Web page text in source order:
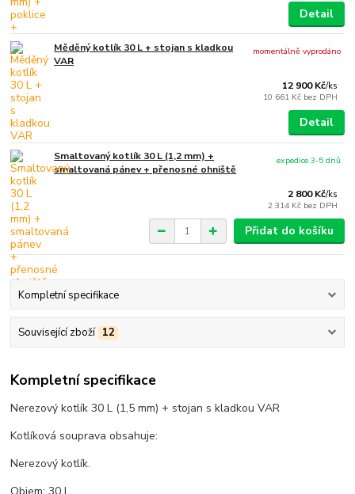
Detail
Měděný kotlík 30 L + stojan s kladkou
VAR
12 900 Kč/ks
10 661 Kč bez DPH
momentálně vyprodáno
Detail
Smaltovaný kotlík 30 L (1,2 mm) +
smaltovaná pánev + přenosné ohniště
2 800 Kč/ks
2 314 Kč bez DPH
expedice 3-5 dnů
Přidat do košíku
Kompletní specifikace
Související zboží 12
Kompletní specifikace
Nerezový kotlík 30 L (1,5 mm) + stojan s kladkou VAR
Kotlíková souprava obsahuje:
Nerezový kotlík.